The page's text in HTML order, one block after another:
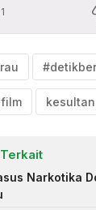
1
film
Narkotika